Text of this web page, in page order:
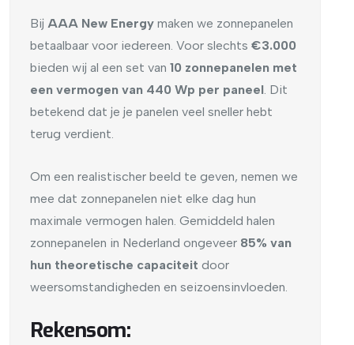
Bij AAA New Energy maken we zonnepanelen
betaalbaar voor iedereen. Voor slechts €3.000
bieden wij al een set van 10 zonnepanelen met
een vermogen van 440 Wp per paneel. Dit
betekend dat je je panelen veel sneller hebt
terug verdient.
Om een realistischer beeld te geven, nemen we
mee dat zonnepanelen niet elke dag hun
maximale vermogen halen. Gemiddeld halen
zonnepanelen in Nederland ongeveer 85% van
hun theoretische capaciteit door
weersomstandigheden en seizoensinvloeden.
Rekensom: